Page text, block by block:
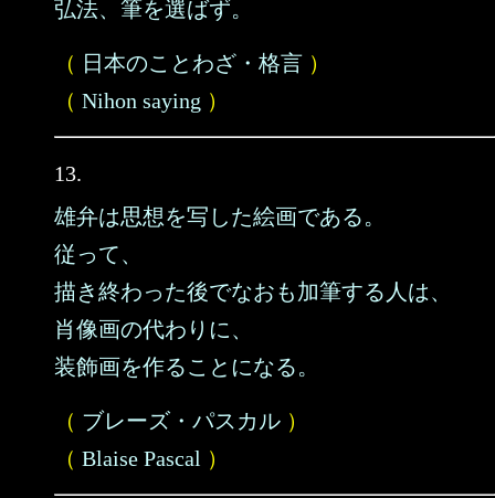
弘法、筆を選ばず。
（ 日本のことわざ・格言 ）
（ Nihon saying ）
13.
雄弁は思想を写した絵画である。
従って、
描き終わった後でなおも加筆する人は、
肖像画の代わりに、
装飾画を作ることになる。
（ ブレーズ・パスカル ）
（ Blaise Pascal ）